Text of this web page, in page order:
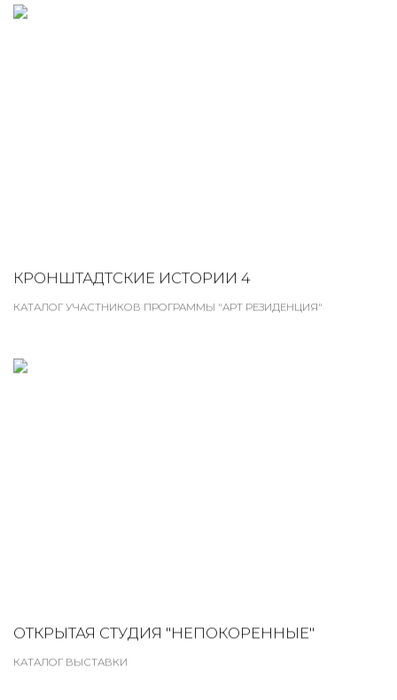
КРОНШТАДТСКИЕ ИСТОРИИ 4
КАТАЛОГ УЧАСТНИКОВ ПРОГРАММЫ "АРТ РЕЗИДЕНЦИЯ"
ОТКРЫТАЯ СТУДИЯ "НЕПОКОРЕННЫЕ"
КАТАЛОГ ВЫСТАВКИ